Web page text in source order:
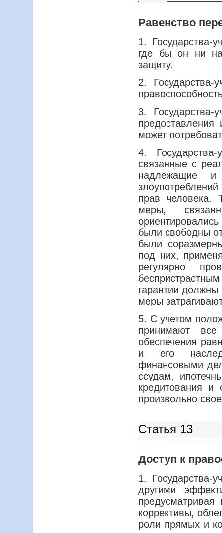
Равенство
1. Государства-
где бы он ни
защиту.
2. Государства-
3.
может
4.
связанные с
надлежащие и
прав человека.
меры,
были свободны
были
под них,
регулярно
гарантии должны
меры
5. С учетом
принимают
обеспечения
и его
финансовыми
ссудам,
кредитования и
произвольно
Статья 13
Доступ к
1. Государства-
другими
предусматривая
коррективы,
роли прямых и